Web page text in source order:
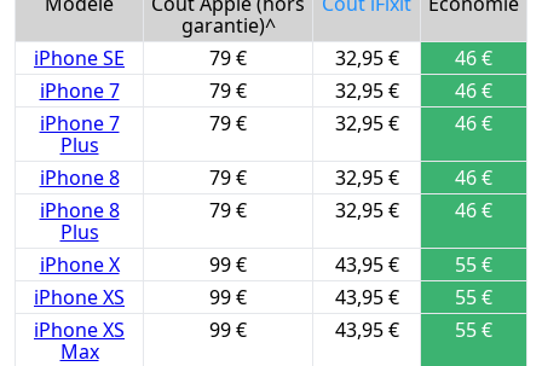
garantie)^
iPhone SE 79 € 32,95 €
46 €
iPhone 7
79 € 32,95 €
46 €
iPhone 7
Plus
79 € 32,95 € 46 €
iPhone 8 79 € 32,95 €
46 €
iPhone 8
Plus
79 € 32,95 € 46 €
iPhone X 99 € 43,95 €
55 €
iPhone XS
99 € 43,95 €
55 €
iPhone XS
Max
99 € 43,95 € 55 €